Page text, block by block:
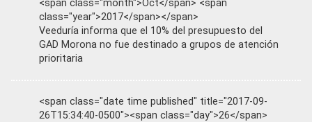
<span class="month">Oct</span> <span
class="year">2017</span></span>
Veeduría informa que el 10% del presupuesto del
GAD Morona no fue destinado a grupos de atención
prioritaria
<span class="date time published" title="2017-09-
26T15:34:40-0500"><span class="day">26</span>